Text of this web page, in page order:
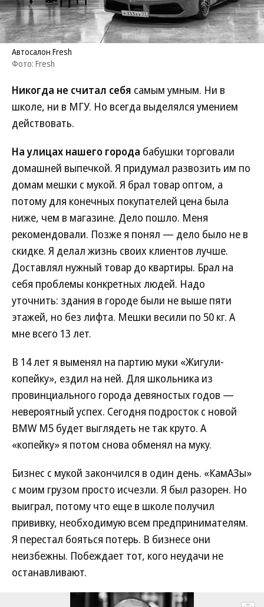
Автосалон Fresh
Фото: Fresh
Никогда не считал себя самым умным. Ни в
школе, ни в МГУ. Но всегда выделялся умением
действовать.
На улицах нашего города бабушки торговали
домашней выпечкой. Я придумал развозить им по
домам мешки с мукой. Я брал товар оптом, а
потому для конечных покупателей цена была
ниже, чем в магазине. Дело пошло. Меня
рекомендовали. Позже я понял — дело было не в
скидке. Я делал жизнь своих клиентов лучше.
Доставлял нужный товар до квартиры. Брал на
себя проблемы конкретных людей. Надо
уточнить: здания в городе были не выше пяти
этажей, но без лифта. Мешки весили по 50 кг. А
мне всего 13 лет.
В 14 лет я выменял на партию муки «Жигули-
копейку», ездил на ней. Для школьника из
провинциального города девяностых годов —
невероятный успех. Сегодня подросток с новой
BMW M5 будет выглядеть не так круто. А
«копейку» я потом снова обменял на муку.
Бизнес с мукой закончился в один день. «КамАЗы»
с моим грузом просто исчезли. Я был разорен. Но
выиграл, потому что еще в школе получил
прививку, необходимую всем предпринимателям.
Я перестал бояться потерь. В бизнесе они
неизбежны. Побеждает тот, кого неудачи не
останавливают.